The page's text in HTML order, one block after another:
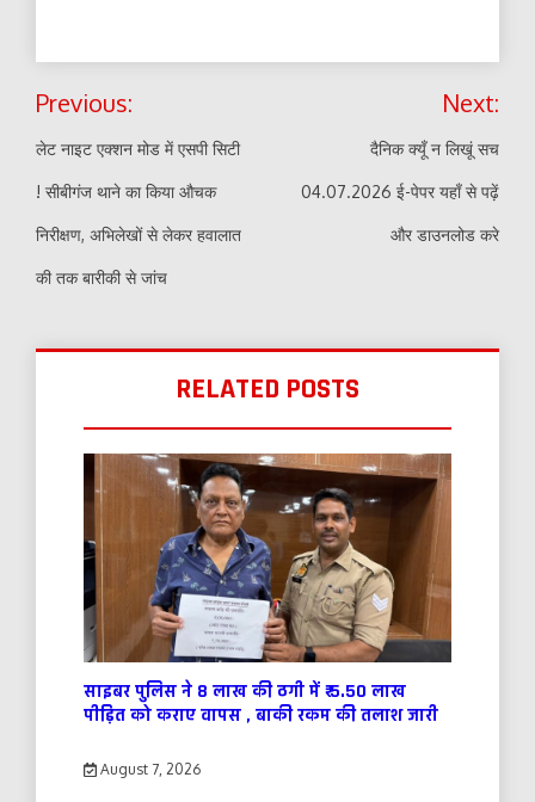
Post
navigation
Previous:
लेट नाइट एक्शन मोड में एसपी सिटी
! सीबीगंज थाने का किया औचक
निरीक्षण, अभिलेखों से लेकर हवालात
की तक बारीकी से जांच
Next:
दैनिक क्यूँ न लिखूं सच
04.07.2026 ई-पेपर यहाँ से पढ़ें
और डाउनलोड करे
RELATED POSTS
साइबर पुलिस ने 8 लाख की ठगी में ₹ 5.50 लाख
पीड़ित को कराए वापस , बाकी रकम की तलाश जारी
August 7, 2026